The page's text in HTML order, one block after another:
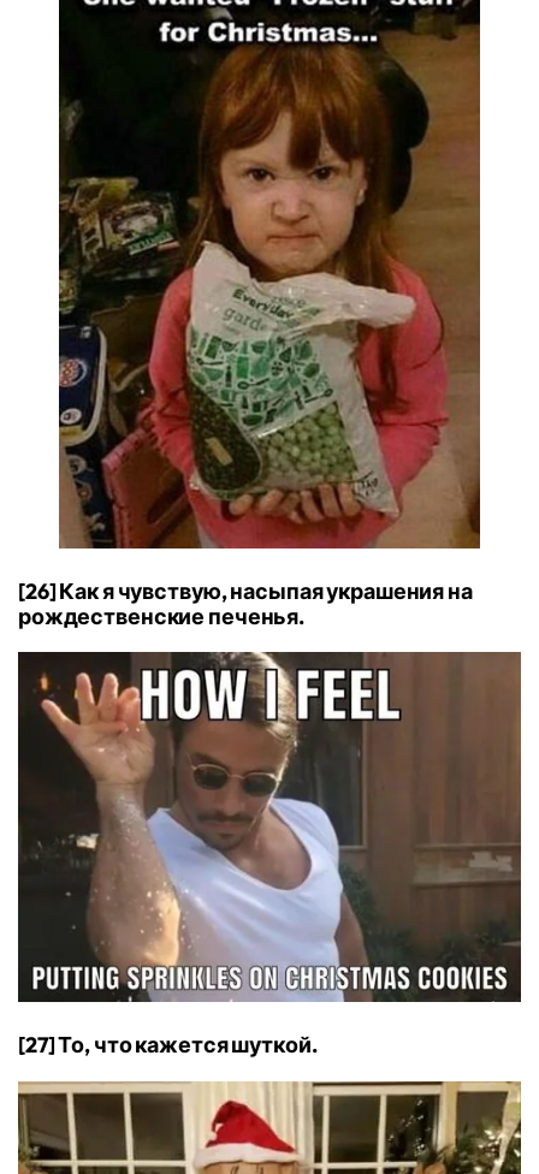
[26] Как я чувствую, насыпая украшения на
рождественские печенья.
[27] То, что кажется шуткой.